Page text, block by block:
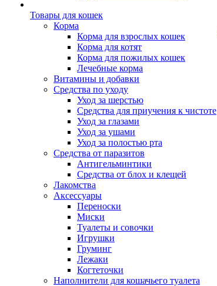
Товары для кошек
Корма
Корма для взрослых кошек
Корма для котят
Корма для пожилых кошек
Лечебные корма
Витамины и добавки
Средства по уходу
Уход за шерстью
Средства для приучения к чистоте
Уход за глазами
Уход за ушами
Уход за полостью рта
Средства от паразитов
Антигельминтики
Средства от блох и клещей
Лакомства
Аксессуары
Переноски
Миски
Туалеты и совочки
Игрушки
Груминг
Лежаки
Когтеточки
Наполнители для кошачьего туалета